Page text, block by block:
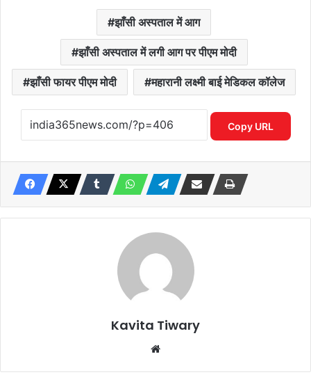
झाँसी अस्पताल में आग
झाँसी अस्पताल में लगी आग पर पीएम मोदी
झाँसी फायर पीएम मोदी महारानी लक्ष्मी बाई मेडिकल कॉलेज
Copy URL
Kavita Tiwary